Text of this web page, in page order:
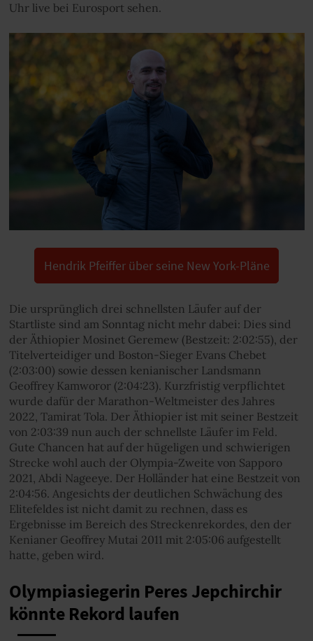
Uhr live bei Eurosport sehen.
Hendrik Pfeiffer über seine New York-Pläne
Die ursprünglich drei schnellsten Läufer auf der
Startliste sind am Sonntag nicht mehr dabei: Dies sind
der Äthiopier Mosinet Geremew (Bestzeit: 2:02:55), der
Titelverteidiger und Boston-Sieger Evans Chebet
(2:03:00) sowie dessen kenianischer Landsmann
Geoffrey Kamworor (2:04:23). Kurzfristig verpflichtet
wurde dafür der Marathon-Weltmeister des Jahres
2022, Tamirat Tola. Der Äthiopier ist mit seiner Bestzeit
von 2:03:39 nun auch der schnellste Läufer im Feld.
Gute Chancen hat auf der hügeligen und schwierigen
Strecke wohl auch der Olympia-Zweite von Sapporo
2021, Abdi Nageeye. Der Holländer hat eine Bestzeit von
2:04:56. Angesichts der deutlichen Schwächung des
Elitefeldes ist nicht damit zu rechnen, dass es
Ergebnisse im Bereich des Streckenrekordes, den der
Kenianer Geoffrey Mutai 2011 mit 2:05:06 aufgestellt
hatte, geben wird.
Olympiasiegerin Peres Jepchirchir
könnte Rekord laufen